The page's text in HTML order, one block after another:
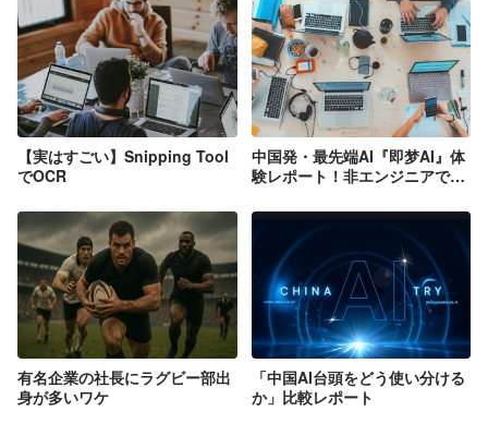
【実はすごい】Snipping Tool
でOCR
中国発・最先端AI『即梦AI』体
験レポート！非エンジニアでも
有名企業の社長にラグビー部出
身が多いワケ
「中国AI台頭をどう使い分ける
か」比較レポート